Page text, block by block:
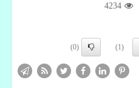
4234
(1)
(0)